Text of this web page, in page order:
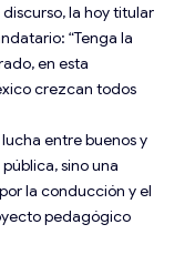
la hoy titular
“Tenga la
en esta
crezcan todos
lucha entre buenos y
sino una
la conducción y el
pedagógico